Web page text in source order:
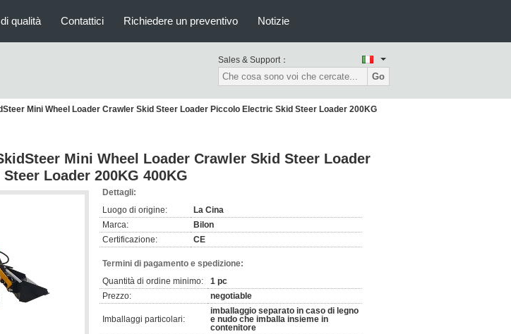
qualità Contattici Richiedere un preventivo Notizie
Sales & Support：
Go
Mini Wheel Loader Crawler Skid Steer Loader Piccolo Electric Skid Steer Loader 200KG
Mini Wheel Loader Crawler Skid Steer Loader
Loader 200KG 400KG
Dettagli:
Luogo di origine:
La Cina
Marca:
Bilon
Certificazione:
CE
Termini di pagamento e spedizione:
Quantità di ordine minimo:
1 pc
Prezzo:
negotiable
Imballaggi particolari:
imballaggio separato in caso di legno
e nudo che imballa insieme in
contenitore